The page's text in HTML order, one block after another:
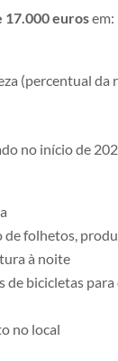
17.000 eurosem:
(percentual
no início de
folhetos,
à noite
bicicletas
no local